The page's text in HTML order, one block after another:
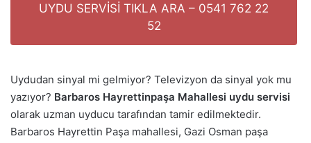
UYDU SERVİSİ TIKLA ARA – 0541 762 22
52
Uydudan sinyal mi gelmiyor? Televizyon da sinyal yok mu
yazıyor? Barbaros Hayrettinpaşa Mahallesi uydu servisi
olarak uzman uyducu tarafından tamir edilmektedir.
Barbaros Hayrettin Paşa mahallesi, Gazi Osman paşa